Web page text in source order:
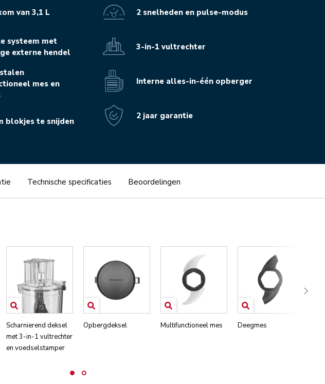
van 3,1 L
systeem met
externe hendel
mes en
blokjes te snijden
2 snelheden en pulse-modus
3-in-1 vultrechter
Interne alles-in-één opberger
2 jaar garantie
Technische specificaties Beoordelingen
Scharnierend deksel
met 3-in-1 vultrechter
en voedselstamper
Opbergdeksel Multifunctioneel mes Deegmes